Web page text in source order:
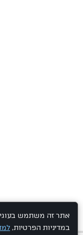
במדיניות הפרטיות,